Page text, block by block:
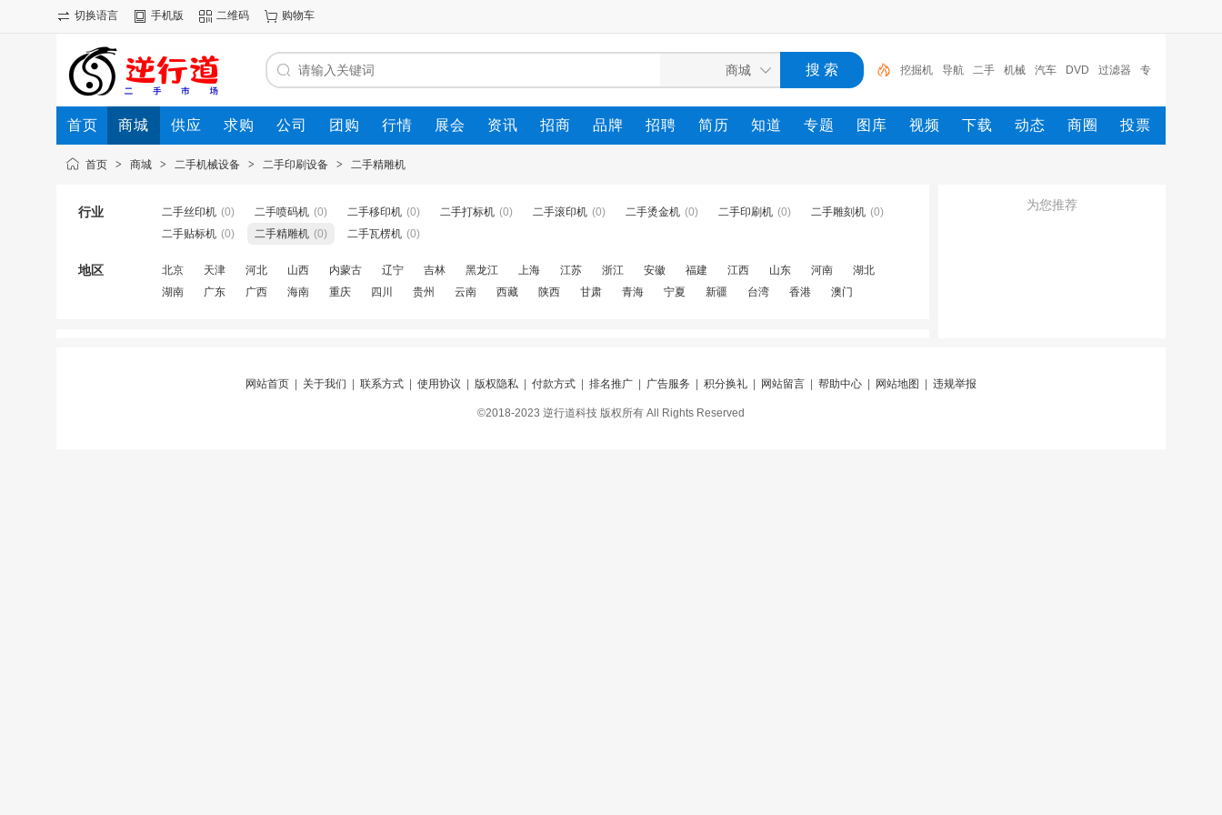
切换语言 手机版 二维码 购物车
挖掘机 导航 二手 机械 汽车 DVD 过滤器 专
车专用 车载
首页 商城 供应 求购 公司 团购 行情 展会 资讯 招商 品牌 招聘 简历 知道 专题 图库 视频 下载 动态 商圈 投票
首页 > 商城 > 二手机械设备 > 二手印刷设备 > 二手精雕机
行业 二手丝印机 (0) 二手喷码机 (0) 二手移印机 (0) 二手打标机 (0) 二手滚印机 (0) 二手烫金机 (0) 二手印刷机 (0) 二手雕刻机 (0)
二手贴标机 (0) 二手精雕机 (0) 二手瓦楞机 (0)
地区 北京 天津 河北 山西 内蒙古 辽宁 吉林 黑龙江 上海 江苏 浙江 安徽 福建 江西 山东 河南
湖北
湖南
广东 广西 海南 重庆 四川 贵州 云南 西藏 陕西 甘肃 青海 宁夏 新疆 台湾 香港 澳门
为您推荐
网站首页 关于我们 联系方式 使用协议 版权隐私 付款方式 排名推广 广告服务 积分换礼 网站留言 帮助中心 网站地图 违规举报
©2018-2023 逆行道科技 版权所有 All Rights Reserved